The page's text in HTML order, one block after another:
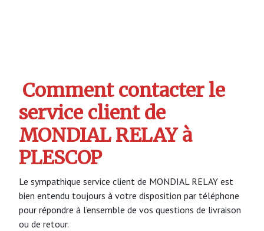
Comment contacter le
service client de
MONDIAL RELAY à
PLESCOP
Le sympathique service client de MONDIAL RELAY est
bien entendu toujours à votre disposition par téléphone
pour répondre à l’ensemble de vos questions de livraison
ou de retour.